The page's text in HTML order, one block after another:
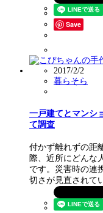
Save
2017/2/2
暮らそら
一戸建てとマンシ
て調査
付かず離れずの距
際、近所にどんな
です。災害時の連
切さが見直されて